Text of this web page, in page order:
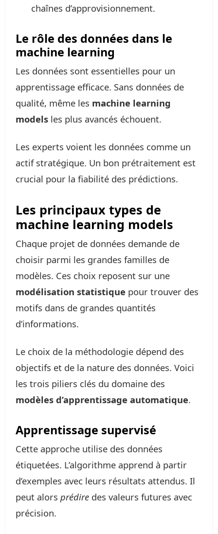
chaînes d’approvisionnement.
Le rôle des données dans le
machine learning
Les données sont essentielles pour un
apprentissage efficace. Sans données de
qualité, même les machine learning
models les plus avancés échouent.
Les experts voient les données comme un
actif stratégique. Un bon prétraitement est
crucial pour la fiabilité des prédictions.
Les principaux types de
machine learning models
Chaque projet de données demande de
choisir parmi les grandes familles de
modèles. Ces choix reposent sur une
modélisation statistique pour trouver des
motifs dans de grandes quantités
d’informations.
Le choix de la méthodologie dépend des
objectifs et de la nature des données. Voici
les trois piliers clés du domaine des
modèles d’apprentissage automatique.
Apprentissage supervisé
Cette approche utilise des données
étiquetées. L’algorithme apprend à partir
d’exemples avec leurs résultats attendus. Il
peut alors prédire des valeurs futures avec
précision.